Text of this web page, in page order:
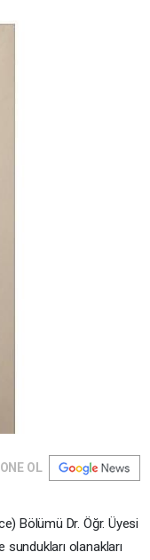
OL
Bölümü Dr. Öğr. Üyesi
olanakları